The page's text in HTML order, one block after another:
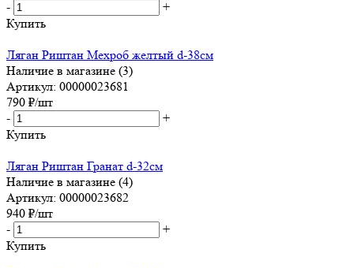
-
+
Купить
Ляган Риштан Мехроб желтый d-38см
Наличие в магазине (3)
Артикул: 00000023681
790 ₽/шт
-
+
Купить
Ляган Риштан Гранат d-32см
Наличие в магазине (4)
Артикул: 00000023682
940 ₽/шт
-
+
Купить